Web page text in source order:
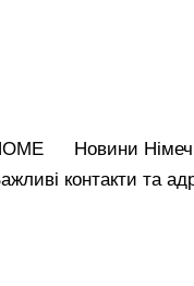
Новини
контакти та